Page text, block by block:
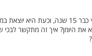
יקרת פרידמן מלווה את הרבנית ימימה
היומן? איך זה מתקשר לבכי